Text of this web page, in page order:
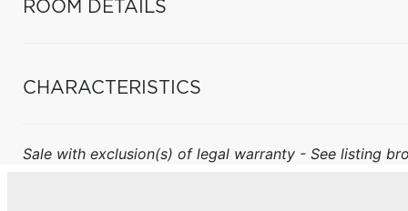
ROOM DETAILS
CHARACTERISTICS
Sale with exclusion(s) of legal warranty - See listing